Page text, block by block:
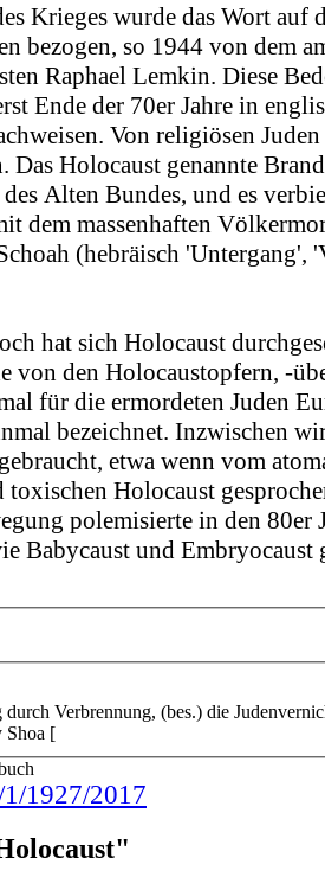
Krieges wurde das Wort auf
bezogen, so 1944 von dem
Raphael Lemkin. Diese
Ende der 70er Jahre in
Von religiösen
Das Holocaust genannte
Alten Bundes, und es
dem massenhaften
(hebräisch 'Untergang',
hat sich Holocaust
von den Holocaustopfern, -
für die ermordeten Juden
bezeichnet. Inzwischen
etwa wenn vom
Holocaust
polemisierte in den 80er
Babycaust und Embryocaust
durch Verbrennung, (bes.) die
Shoa [
1927/2017